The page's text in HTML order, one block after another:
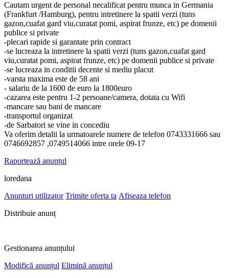
Cautam urgent de personal necalificat pentru munca in Germania
(Frankfurt /Hamburg), pentru intretinere la spatii verzi (tuns
gazon,cuafat gard viu,curatat pomi, aspirat frunze, etc) pe domenii
publice si private
-plecari rapide si garantate prin contract
-se lucreaza la intretinere la spatii verzi (tuns gazon,cuafat gard
viu,curatat pomi, aspirat frunze, etc) pe domenii publice si private
-se lucreaza in conditii decente si mediu placut
-varsta maxima este de 58 ani
- salariu de la 1600 de euro la 1800euro
-cazarea este pentru 1-2 persoane/camera, dotata cu Wifi
-mancare sau bani de mancare
-transportul organizat
-de Sarbatori se vine in concediu
Va oferim detalii la urmatoarele numere de telefon 0743331666 sau
0746692857 ,0749514066 intre orele 09-17
Raportează anunțul
loredana
Anunturi utilizator Trimite oferta ta Afiseaza telefon
Distribuie anunț
Gestionarea anunțului
Modifică anunțul Elimină anunțul